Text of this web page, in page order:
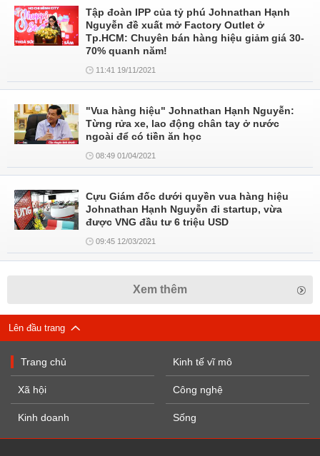
Tập đoàn IPP của tỷ phú Johnathan Hạnh
Nguyễn đề xuất mở Factory Outlet ở
Tp.HCM: Chuyên bán hàng hiệu giảm giá 30-
70% quanh năm!
11:41 19/11/2021
"Vua hàng hiệu" Johnathan Hạnh Nguyễn:
Từng rửa xe, lao động chân tay ở nước
ngoài để có tiền ăn học
08:49 01/04/2021
Cựu Giám đốc dưới quyền vua hàng hiệu
Johnathan Hạnh Nguyễn đi startup, vừa
được VNG đầu tư 6 triệu USD
09:45 12/03/2021
Xem thêm
Lên đầu trang
Trang chủ
Xã hội
Kinh doanh
Kinh tế vĩ mô
Công nghệ
Sống